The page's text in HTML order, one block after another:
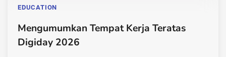
EDUCATION
Mengumumkan Tempat Kerja Teratas
Digiday 2026